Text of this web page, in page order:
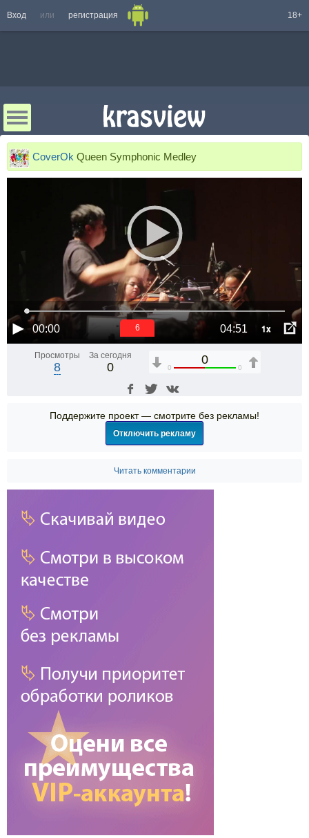
Вход или регистрация 18+
CoverOk Queen Symphonic Medley
00:00 04:51 1x
6
Просмотры
8
За сегодня
0
0
0 0
Поддержите проект — смотрите без рекламы!
Отключить рекламу
Читать комментарии